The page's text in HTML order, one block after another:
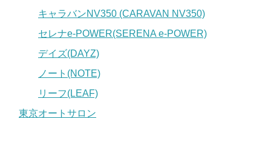
キャラバンNV350 (CARAVAN NV350)
セレナe-POWER(SERENA e-POWER)
デイズ(DAYZ)
ノート(NOTE)
リーフ(LEAF)
東京オートサロン